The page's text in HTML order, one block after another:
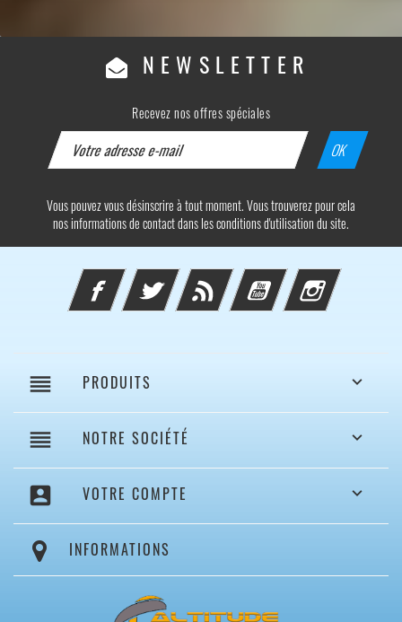
NEWSLETTER
Recevez nos offres spéciales
Vous pouvez vous désinscrire à tout moment. Vous trouverez pour cela
nos informations de contact dans les conditions d'utilisation du site.
FacebookTwitter Rss YouTube Instagram
reorder PRODUITS 
reorder NOTRE SOCIÉTÉ 
account_box VOTRE COMPTE 
INFORMATIONS